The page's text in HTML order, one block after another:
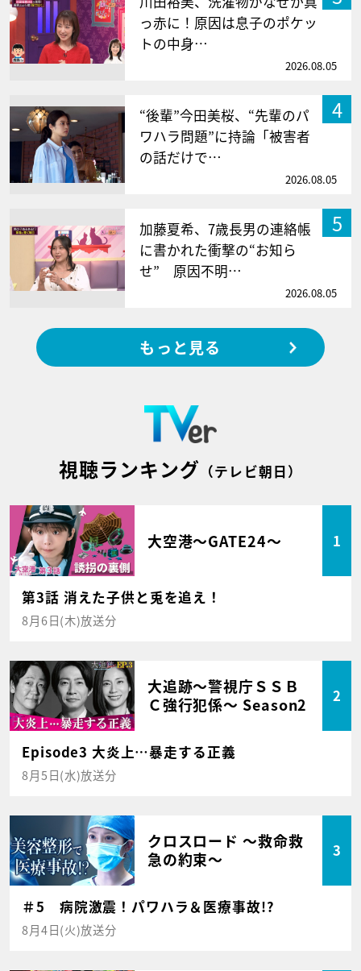
っ赤に！原因は息子のポケッ
トの中身…
2026.08.05
4
“後輩”今田美桜、“先輩のパ
ワハラ問題”に持論「被害者
の話だけで…
2026.08.05
5
加藤夏希、7歳長男の連絡帳
に書かれた衝撃の“お知ら
せ” 原因不明…
2026.08.05
もっと見る
視聴ランキング （テレビ朝日）
大空港～GATE24～ 1
第3話 消えた子供と兎を追え！
8月6日(木)放送分
大追跡～警視庁ＳＳＢ
Ｃ強行犯係～ Season2
2
Episode3 大炎上…暴走する正義
8月5日(水)放送分
クロスロード ～救命救
急の約束～
3
＃5 病院激震！パワハラ＆医療事故!?
8月4日(火)放送分